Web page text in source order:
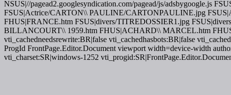
NSUS|//pagead2.googlesyndication.com/pagead/js/adsbygoogle.js
FSUS|Actrice/CARTON\\ PAULINE/CARTONPAULINE.jpg
FHUS|FRANCE.htm FSUS|divers/TITREDOSSIER1.jpg
BILLANCOURT\\ 1959.htm FHUS|ACHARD\\ MARCEL.htm
vti_cachedneedsrewrite:BR|false vti_cachedhasbots:BR|false
ProgId FrontPage.Editor.Document viewport width=device-width
vti_charset:SR|windows-1252